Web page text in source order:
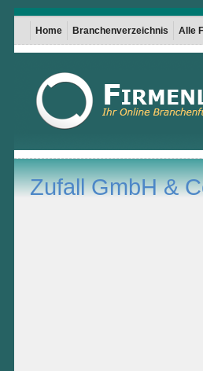
Home Branchenverzeichnis Alle
Zufall GmbH &